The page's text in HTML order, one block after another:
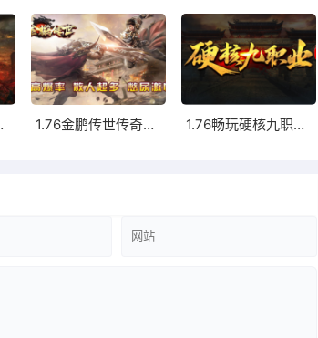
游 1.76金鹏传世传奇手游 1.76畅玩硬核九职业传奇手游